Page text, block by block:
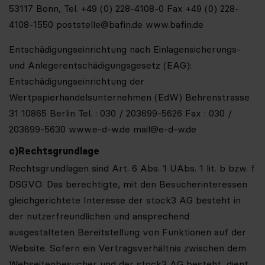
53117 Bonn, Tel. +49 (0) 228-4108-0 Fax +49 (0) 228-
4108-1550 poststelle@bafin.de www.bafin.de
Entschädigungseinrichtung nach Einlagensicherungs-
und Anlegerentschädigungsgesetz (EAG):
Entschädigungseinrichtung der
Wertpapierhandelsunternehmen ( EdW) Behrenstrasse
31 10865 Berlin Tel. : 030 / 203699-5626 Fax : 030 /
203699-5630 www.e-d-w.de mail@e-d-w.de
c)Rechtsgrundlage
Rechtsgrundlagen sind Art. 6 Abs. 1 UAbs. 1 lit. b bzw. f
DSGVO. Das berechtigte, mit den Besucherinteressen
gleichgerichtete Interesse der stock3 AG besteht in
der nutzerfreundlichen und ansprechend
ausgestalteten Bereitstellung von Funktionen auf der
Website. Sofern ein Vertragsverhältnis zwischen dem